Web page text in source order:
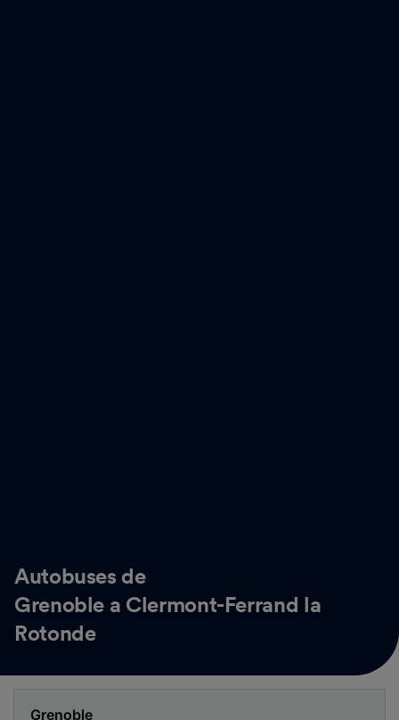
Autobuses de
Grenoble a Clermont-Ferrand la
Rotonde